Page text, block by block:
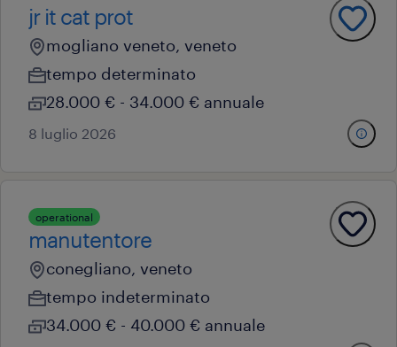
jr it cat prot
mogliano veneto, veneto
tempo determinato
28.000 € - 34.000 € annuale
8 luglio 2026
operational
manutentore
conegliano, veneto
tempo indeterminato
34.000 € - 40.000 € annuale